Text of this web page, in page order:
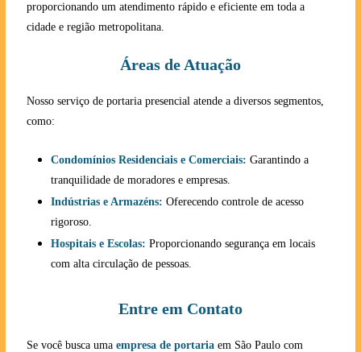
proporcionando um atendimento rápido e eficiente em toda a
cidade e região metropolitana.
Áreas de Atuação
Nosso serviço de portaria presencial atende a diversos segmentos,
como:
Condomínios Residenciais e Comerciais: Garantindo a
tranquilidade de moradores e empresas.
Indústrias e Armazéns: Oferecendo controle de acesso
rigoroso.
Hospitais e Escolas: Proporcionando segurança em locais
com alta circulação de pessoas.
Entre em Contato
Se você busca uma empresa de portariaem São Paulo com